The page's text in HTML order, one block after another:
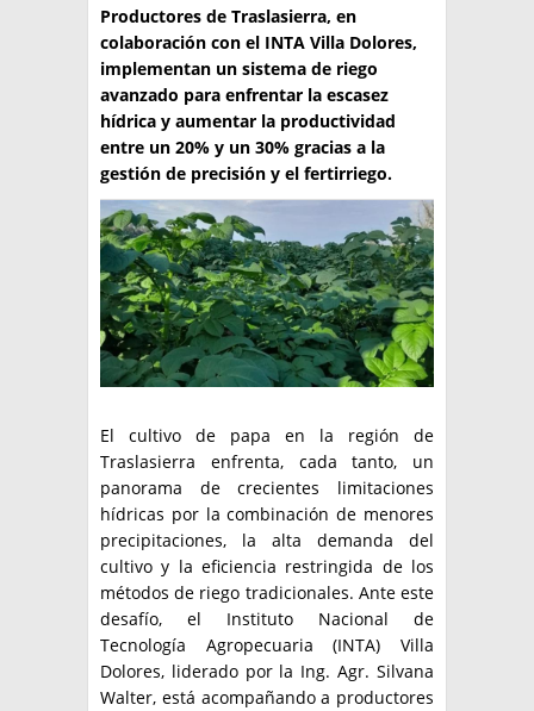
PRODUCCION
CLASIFICADOS
INTERES GENERAL
LA PAPA
RESOLUCIONES Y NORMATIVAS
ENLACES
ARGENPAPA
QUIENES SOMOS
CONTACTO
BUSCAR NOTICIAS
BUSCAR
Productores de Traslasierra, en
colaboración con el INTA Villa Dolores,
implementan un sistema de riego
avanzado para enfrentar la escasez
hídrica y aumentar la productividad
entre un 20% y un 30% gracias a la
gestión de precisión y el fertirriego.
El cultivo de papa en la región de
Traslasierra enfrenta, cada tanto, un
panorama de crecientes limitaciones
hídricas por la combinación de menores
precipitaciones, la alta demanda del
cultivo y la eficiencia restringida de los
métodos de riego tradicionales. Ante este
desafío, el Instituto Nacional de
Tecnología Agropecuaria (INTA) Villa
Dolores, liderado por la Ing. Agr. Silvana
Walter, está acompañando a productores